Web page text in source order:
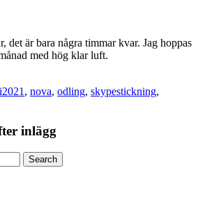
det är bara några timmar kvar. Jag hoppas
med hög klar luft.
, nova, odling, skypestickning,
inlägg